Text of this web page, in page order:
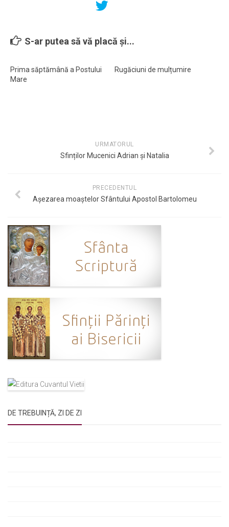
S-ar putea să vă placă și...
Prima săptămână a Postului
Mare
Rugăciuni de mulțumire
URMATORUL
Sfinților Mucenici Adrian și Natalia
PRECEDENTUL
Așezarea moaștelor Sfântului Apostol Bartolomeu
DE TREBUINȚĂ, ZI DE ZI